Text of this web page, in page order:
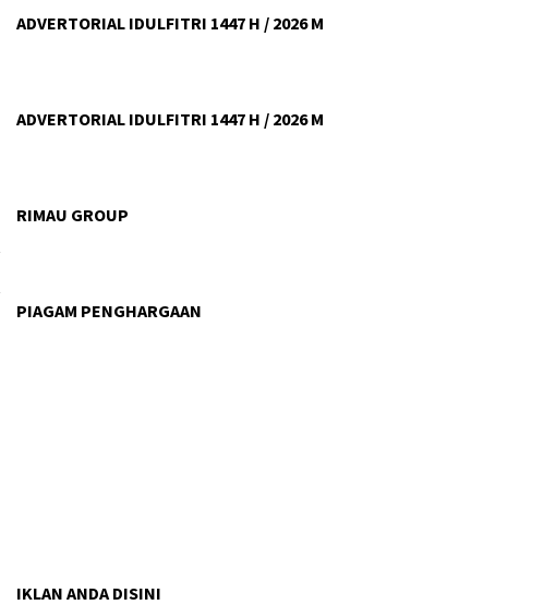
ADVERTORIAL IDULFITRI 1447 H / 2026 M
ADVERTORIAL IDULFITRI 1447 H / 2026 M
RIMAU GROUP
PIAGAM PENGHARGAAN
IKLAN ANDA DISINI